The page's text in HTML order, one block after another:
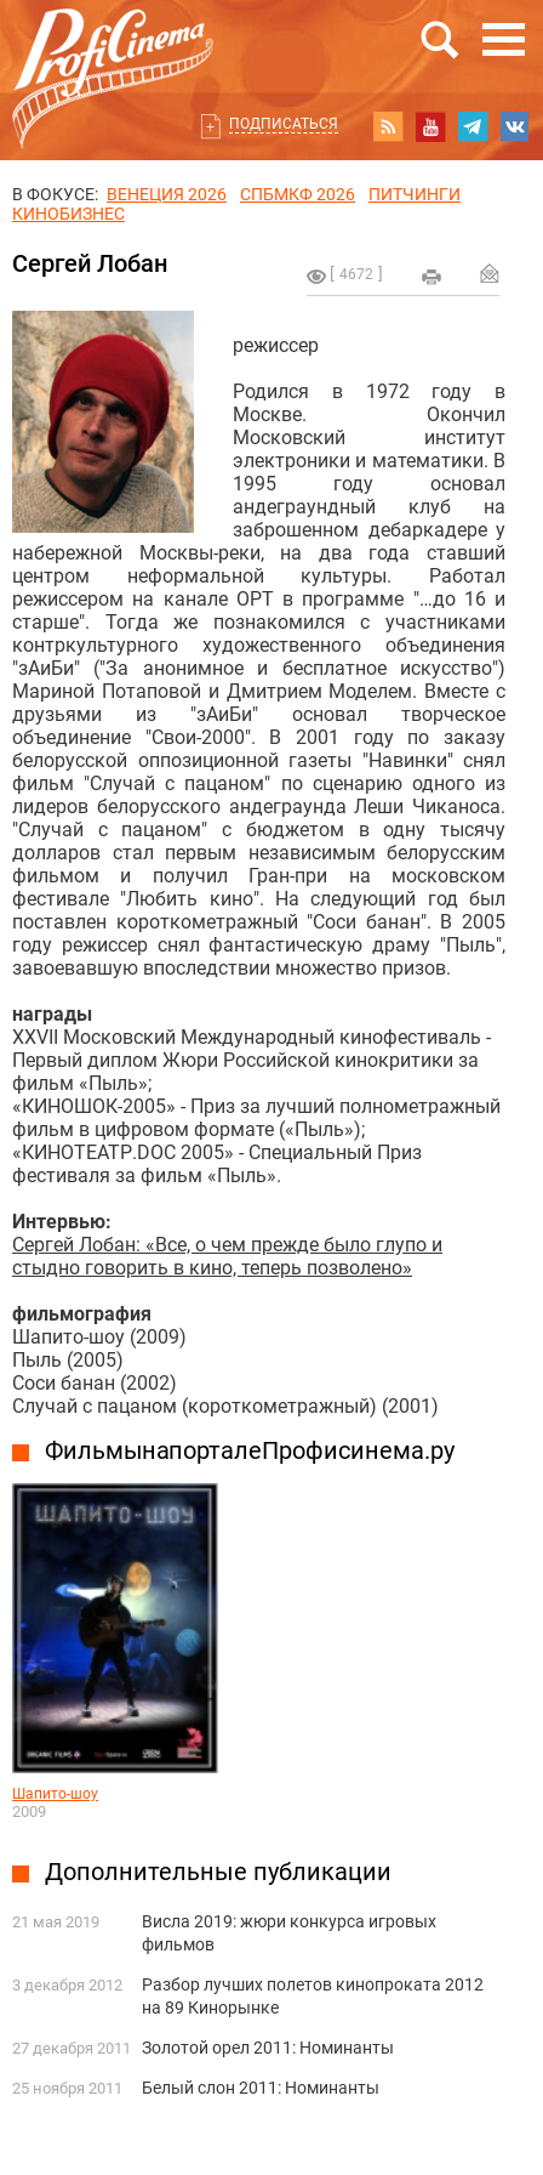
ПОДПИСАТЬСЯ
В ФОКУСЕ: ВЕНЕЦИЯ 2026 СПБМКФ 2026
ПИТЧИНГИ
КИНОБИЗНЕС
4672
Сергей Лобан
режиссер
Родился в 1972 году в
Москве. Окончил
Московский институт
электроники и математики. В
1995 году основал
андеграундный клуб на
заброшенном дебаркадере у
набережной Москвы-реки, на два года ставший
центром неформальной культуры. Работал
режиссером на канале ОРТ в программе "…до 16 и
старше". Тогда же познакомился с участниками
контркультурного художественного объединения
"зАиБи" ("За анонимное и бесплатное искусство")
Мариной Потаповой и Дмитрием Моделем. Вместе с
друзьями из "зАиБи" основал творческое
объединение "Свои-2000". В 2001 году по заказу
белорусской оппозиционной газеты "Навинки" снял
фильм "Случай с пацаном" по сценарию одного из
лидеров белорусского андеграунда Леши Чиканоса.
"Случай с пацаном" с бюджетом в одну тысячу
долларов стал первым независимым белорусским
фильмом и получил Гран-при на московском
фестивале "Любить кино". На следующий год был
поставлен короткометражный "Соси банан". В 2005
году режиссер снял фантастическую драму "Пыль",
завоевавшую впоследствии множество призов.
награды
XXVII Московский Международный кинофестиваль -
Первый диплом Жюри Российской кинокритики за
фильм «Пыль»;
«КИНОШОК-2005» - Приз за лучший полнометражный
фильм в цифровом формате («Пыль»);
«КИНОТЕАТР.DOC 2005» - Специальный Приз
фестиваля за фильм «Пыль».
Интервью:
Сергей Лобан: «Все, о чем прежде было глупо и
стыдно говорить в кино, теперь позволено»
фильмография
Шапито-шоу (2009)
Пыль (2005)
Соси банан (2002)
Случай с пацаном (короткометражный) (2001)
Фильмы на портале Профисинема.ру
Шапито-шоу
2009
Дополнительные публикации
21 мая 2019
Висла 2019: жюри конкурса игровых
фильмов
3 декабря 2012
Разбор лучших полетов кинопроката 2012
на 89 Кинорынке
27 декабря 2011 Золотой орел 2011: Номинанты
25 ноября 2011 Белый слон 2011: Номинанты